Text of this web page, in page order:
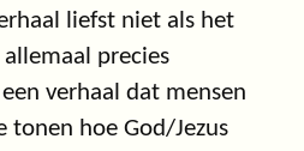
liefst niet als het
precies
verhaal dat mensen
tonen hoe God/Jezus